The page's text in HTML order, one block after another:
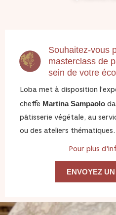
Souhaitez-vous
masterclass de
sein de votre
Loba met à disposition
cheffe Martina Sampaolo
pâtisserie végétale, au
ou des ateliers thématiques.
Pour plus
ENVOYEZ